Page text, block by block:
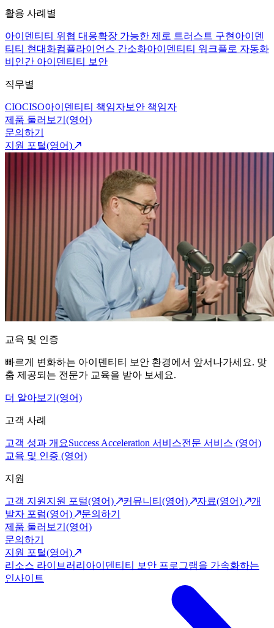
활용 사례별
아이덴티티 위협 대응확장 가능한 제로 트러스트 구현 아이덴
티티 현대화컴플라이언스 간소화아이덴티티 워크플로 자동화
비인간 아이덴티티 보안
직무별
CIOCISO아이덴티티 책임자보안 책임자
제품 둘러보기(영어)
문의하기
지원 포털(영어)
교육 및 인증
빠르게 변화하는 아이덴티티 보안 환경에서 앞서나가세요. 맞
춤 제공되는 전문가 교육을 받아 보세요.
더 알아보기(영어)
고객 사례
고객 성과 개요Success Acceleration 서비스전문 서비스 (영어)
교육 및 인증 (영어)
지원
고객 지원 지원 포털(영어) 커뮤니티(영어) 자료(영어)
개
발자 포럼(영어)
문의하기
제품 둘러보기(영어)
문의하기
지원 포털(영어)
리소스 라이브러리 아이덴티티 보안 프로그램을 가속화하는
인사이트